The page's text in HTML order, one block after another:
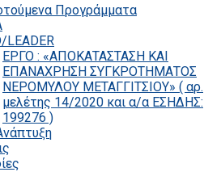
Προγράμματα
LEADER
ΕΡΓΟ : «ΑΠΟΚΑΤΑΣΤΑΣΗ ΚΑΙ
ΕΠΑΝΑΧΡΗΣΗ ΣΥΓΚΡΟΤΗΜΑΤΟΣ
ΝΕΡΟΜΥΛΟΥ ΜΕΤΑΓΓΙΤΣΙΟΥ» ( αρ.
μελέτης 14/2020 και α/α ΕΣΗΔΗΣ:
199276 )